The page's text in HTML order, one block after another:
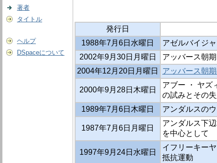
著者
タイトル
ヘルプ
DSpaceについて
発行日
1988年7月6日水曜日
アゼルバイジ
2002年9月30日月曜日
アッバース朝
2004年12月20日月曜日
アッバース朝
2000年9月28日木曜日
アブー ・ ヤズ
の試みとその
1989年7月6日木曜日
アンダルスの
1987年7月6日月曜日
アンダルス下
を中心として
1997年9月24日水曜日
イフリーキー
抵抗運動